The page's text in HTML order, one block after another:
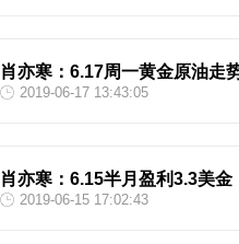
肖亦寒：6.17周一黄金原油走
2019-06-17 13:43:05
肖亦寒：6.15半月盈利3.3美
2019-06-15 17:02:43